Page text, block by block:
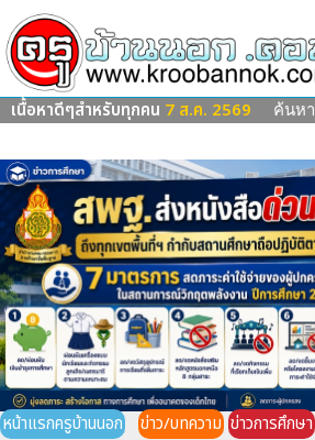
เนื้อหาดีๆสำหรับทุกคน 7 ส.ค. 2569 ค้นหา
หน้าแรกครูบ้านนอก ข่าว/บทความ ข่าวการศึกษา